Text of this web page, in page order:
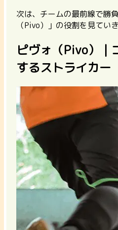
次は、チームの最前線で勝
（Pivo）」の役割を見てい
ピヴォ（Pivo）｜
するストライカー